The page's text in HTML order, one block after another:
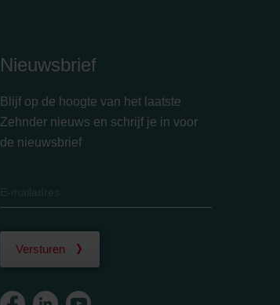
Nieuwsbrief
Blijf op de hoogte van het laatste
Zehnder nieuws en schrijf je in voor
de nieuwsbrief
Versturen